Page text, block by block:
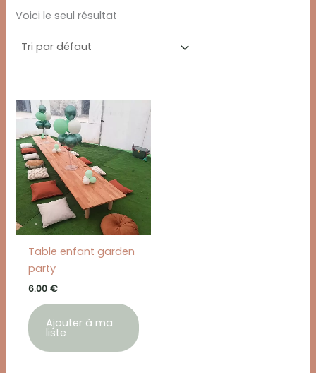
Voici le seul résultat
Table enfant garden
party
6.00 €
Ajouter à ma
liste